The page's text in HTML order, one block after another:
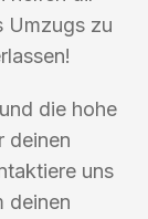
Umzugs zu
die hohe
deinen
uns
deinen